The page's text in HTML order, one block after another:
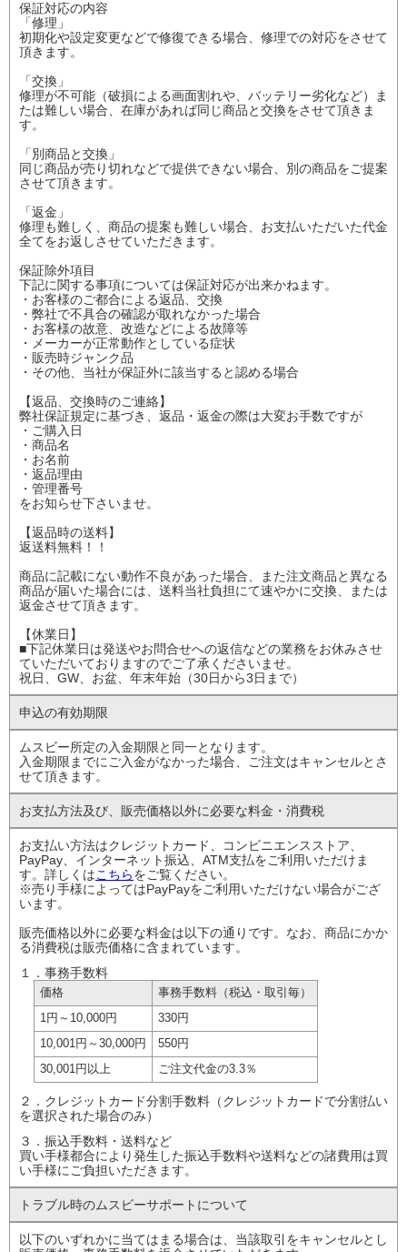
保証対応の内容
「修理」
初期化や設定変更などで修復できる場合、修理での対応をさせて
頂きます。
「交換」
修理が不可能（破損による画面割れや、バッテリー劣化など）ま
たは難しい場合、在庫があれば同じ商品と交換をさせて頂きま
す。
「別商品と交換」
同じ商品が売り切れなどで提供できない場合、別の商品をご提案
させて頂きます。
「返金」
修理も難しく、商品の提案も難しい場合、お支払いただいた代金
全てをお返しさせていただきます。
保証除外項目
下記に関する事項については保証対応が出来かねます。
・お客様のご都合による返品、交換
・弊社で不具合の確認が取れなかった場合
・お客様の故意、改造などによる故障等
・メーカーが正常動作としている症状
・販売時ジャンク品
・その他、当社が保証外に該当すると認める場合
【返品、交換時のご連絡】
弊社保証規定に基づき、返品・返金の際は大変お手数ですが
・ご購入日
・商品名
・お名前
・返品理由
・管理番号
をお知らせ下さいませ。
【返品時の送料】
返送料無料！！
商品に記載にない動作不良があった場合、また注文商品と異なる
商品が届いた場合には、送料当社負担にて速やかに交換、または
返金させて頂きます。
【休業日】
■下記休業日は発送やお問合せへの返信などの業務をお休みさせ
ていただいておりますのでご了承くださいませ。
祝日、GW、お盆、年末年始（30日から3日まで）
申込の有効期限
ムスビー所定の入金期限と同一となります。
入金期限までにご入金がなかった場合、ご注文はキャンセルとさ
せて頂きます。
お支払方法及び、 販売価格以外に必要な料金・消費税
お支払い方法はクレジットカード、コンビニエンスストア、
PayPay、インターネット振込、ATM支払をご利用いただけま
す。詳しくはこちらをご覧ください。
※売り手様によってはPayPayをご利用いただけない場合がござ
います。
販売価格以外に必要な料金は以下の通りです。なお、商品にかか
る消費税は販売価格に含まれています。
１．事務手数料
価格 事務手数料 （税込・取引毎）
1円 ～10,000円
330円
10,001円 ～30,000円
550円
30,001円以上
ご注文代金の3.3％
２．クレジットカード分割手数料（クレジットカードで分割払い
を選択された場合のみ）
３．振込手数料・送料など
買い手様都合により発生した振込手数料や送料などの諸費用は買
い手様にご負担いただきます。
トラブル時のムスビーサポート について
以下のいずれかに当てはまる場合は、当該取引をキャンセルとし